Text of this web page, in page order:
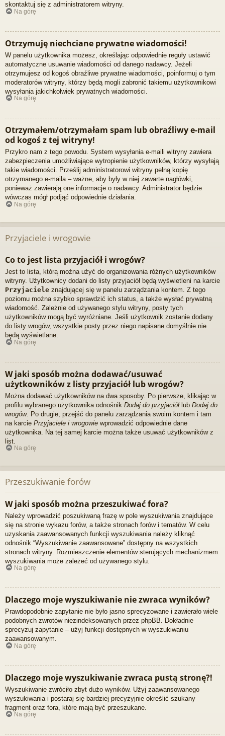
skontaktuj się z administratorem witryny.
Na górę
Otrzymuję niechciane prywatne wiadomości!
W panelu użytkownika możesz, określając odpowiednie reguły ustawić
automatyczne usuwanie wiadomości od danego nadawcy. Jeżeli
otrzymujesz od kogoś obraźliwe prywatne wiadomości, poinformuj o tym
moderatorów witryny, którzy będą mogli zabronić takiemu użytkownikowi
wysyłania jakichkolwiek prywatnych wiadomości.
Na górę
Otrzymałem/otrzymałam spam lub obraźliwy e-mail
od kogoś z tej witryny!
Przykro nam z tego powodu. System wysyłania e-maili witryny zawiera
zabezpieczenia umożliwiające wytropienie użytkowników, którzy wysyłają
takie wiadomości. Prześlij administratorowi witryny pełną kopię
otrzymanego e-maila – ważne, aby były w niej zawarte nagłówki,
ponieważ zawierają one informacje o nadawcy. Administrator będzie
wówczas mógł podjąć odpowiednie działania.
Na górę
Przyjaciele i wrogowie
Co to jest lista przyjaciół i wrogów?
Jest to lista, którą można użyć do organizowania różnych użytkowników
witryny. Użytkownicy dodani do listy przyjaciół będą wyświetleni na karcie
Przyjaciele znajdującej się w panelu zarządzania kontem. Z tego
poziomu można szybko sprawdzić ich status, a także wysłać prywatną
wiadomość. Zależnie od używanego stylu witryny, posty tych
użytkowników mogą być wyróżniane. Jeśli użytkownik zostanie dodany
do listy wrogów, wszystkie posty przez niego napisane domyślnie nie
będą wyświetlane.
Na górę
W jaki sposób można dodawać/usuwać
użytkowników z listy przyjaciół lub wrogów?
Można dodawać użytkowników na dwa sposoby. Po pierwsze, klikając w
profilu wybranego użytkownika odnośnik Dodaj do przyjaciół lub Dodaj do
wrogów. Po drugie, przejść do panelu zarządzania swoim kontem i tam
na karcie Przyjaciele i wrogowie wprowadzić odpowiednie dane
użytkownika. Na tej samej karcie można także usuwać użytkowników z
list.
Na górę
Przeszukiwanie forów
W jaki sposób można przeszukiwać fora?
Należy wprowadzić poszukiwaną frazę w pole wyszukiwania znajdujące
się na stronie wykazu forów, a także stronach forów i tematów. W celu
uzyskania zaawansowanych funkcji wyszukiwania należy kliknąć
odnośnik “Wyszukiwanie zaawansowane” dostępny na wszystkich
stronach witryny. Rozmieszczenie elementów sterujących mechanizmem
wyszukiwania może zależeć od używanego stylu.
Na górę
Dlaczego moje wyszukiwanie nie zwraca wyników?
Prawdopodobnie zapytanie nie było jasno sprecyzowane i zawierało wiele
podobnych zwrotów niezindeksowanych przez phpBB. Dokładnie
sprecyzuj zapytanie – użyj funkcji dostępnych w wyszukiwaniu
zaawansowanym.
Na górę
Dlaczego moje wyszukiwanie zwraca pustą stronę?!
Wyszukiwanie zwróciło zbyt dużo wyników. Użyj zaawansowanego
wyszukiwania i postaraj się bardziej precyzyjnie określić szukany
fragment oraz fora, które mają być przeszukane.
Na górę